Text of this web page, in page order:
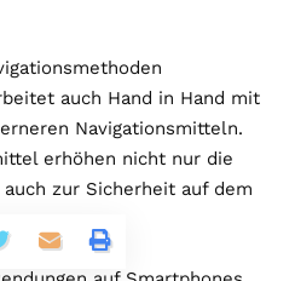
auch Hand in Hand mit
Navigationsmitteln.
erhöhen nicht nur die
zur Sicherheit auf dem